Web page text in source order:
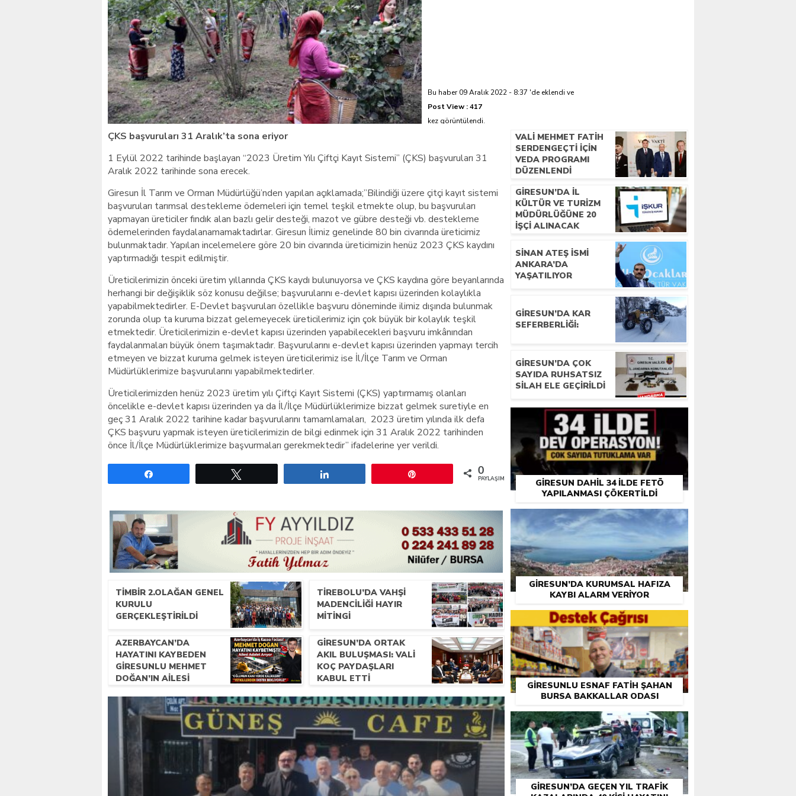
Giresunlu sürücü Orhangazi’de hayatını kaybetti
Bu haber 09 Aralık 2022 - 8:37 'de eklendi ve
Post View :417
kez görüntülendi.
ÇKS başvuruları 31 Aralık’ta sona eriyor
1 Eylül 2022 tarihinde başlayan “2023 Üretim Yılı Çiftçi Kayıt Sistemi” (ÇKS) başvuruları 31
Aralık 2022 tarihinde sona erecek.
Giresun İl Tarım ve Orman Müdürlüğü’nden yapılan açıklamada;”Bilindiği üzere çitçi kayıt sistemi
başvuruları tarımsal destekleme ödemeleri için temel teşkil etmekte olup, bu başvuruları
yapmayan üreticiler fındık alan bazlı gelir desteği, mazot ve gübre desteği vb. destekleme
ödemelerinden faydalanamamaktadırlar. Giresun İlimiz genelinde 80 bin civarında üreticimiz
bulunmaktadır. Yapılan incelemelere göre 20 bin civarında üreticimizin henüz 2023 ÇKS kaydını
yaptırmadığı tespit edilmiştir.
Üreticilerimizin önceki üretim yıllarında ÇKS kaydı bulunuyorsa ve ÇKS kaydına göre beyanlarında
herhangi bir değişiklik söz konusu değilse; başvurularını e-devlet kapısı üzerinden kolaylıkla
yapabilmektedirler. E-Devlet başvuruları özellikle başvuru döneminde ilimiz dışında bulunmak
zorunda olup ta kuruma bizzat gelemeyecek üreticilerimiz için çok büyük bir kolaylık teşkil
etmektedir. Üreticilerimizin e-devlet kapısı üzerinden yapabilecekleri başvuru imkânından
faydalanmaları büyük önem taşımaktadır. Başvurularını e-devlet kapısı üzerinden yapmayı tercih
etmeyen ve bizzat kuruma gelmek isteyen üreticilerimiz ise İl/İlçe Tarım ve Orman
Müdürlüklerimize başvurularını yapabilmektedirler.
Üreticilerimizden henüz 2023 üretim yılı Çiftçi Kayıt Sistemi (ÇKS) yaptırmamış olanları
öncelikle e-devlet kapısı üzerinden ya da İl/İlçe Müdürlüklerimize bizzat gelmek suretiyle en
geç 31 Aralık 2022 tarihine kadar başvurularını tamamlamaları, 2023 üretim yılında ilk defa
ÇKS başvuru yapmak isteyen üreticilerimizin de bilgi edinmek için 31 Aralık 2022 tarihinden
önce İl/İlçe Müdürlüklerimize başvurmaları gerekmektedir” ifadelerine yer verildi.
0
PAYLAŞIMLAR
TİMBİR 2.OLAĞAN GENEL
KURULU
GERÇEKLEŞTIRILDI
TIREBOLU’DA VAHŞI
MADENCILIĞI HAYIR
MITINGI
AZERBAYCAN’DA
HAYATINI KAYBEDEN
GIRESUNLU MEHMET
DOĞAN’IN AILESI
GIRESUN’DA ORTAK
AKIL BULUŞMASI: VALI
KOÇ PAYDAŞLARI
KABUL ETTI
VALI MEHMET FATIH
SERDENGEÇTI İÇIN
VEDA PROGRAMI
DÜZENLENDI
GIRESUN’DA İL
KÜLTÜR VE TURIZM
MÜDÜRLÜĞÜNE 20
İŞÇI ALINACAK
SINAN ATEŞ İSMI
ANKARA’DA
YAŞATILIYOR
GIRESUN’DA KAR
SEFERBERLIĞI:
GIRESUN’DA ÇOK
SAYIDA RUHSATSIZ
SILAH ELE GEÇIRILDI
GIRESUN DAHIL 34 ILDE FETÖ
YAPILANMASI ÇÖKERTILDI
GIRESUN’DA KURUMSAL HAFIZA
KAYBI ALARM VERIYOR
GIRESUNLU ESNAF FATIH ŞAHAN
BURSA BAKKALLAR ODASI
GIRESUN’DA GEÇEN YIL TRAFIK